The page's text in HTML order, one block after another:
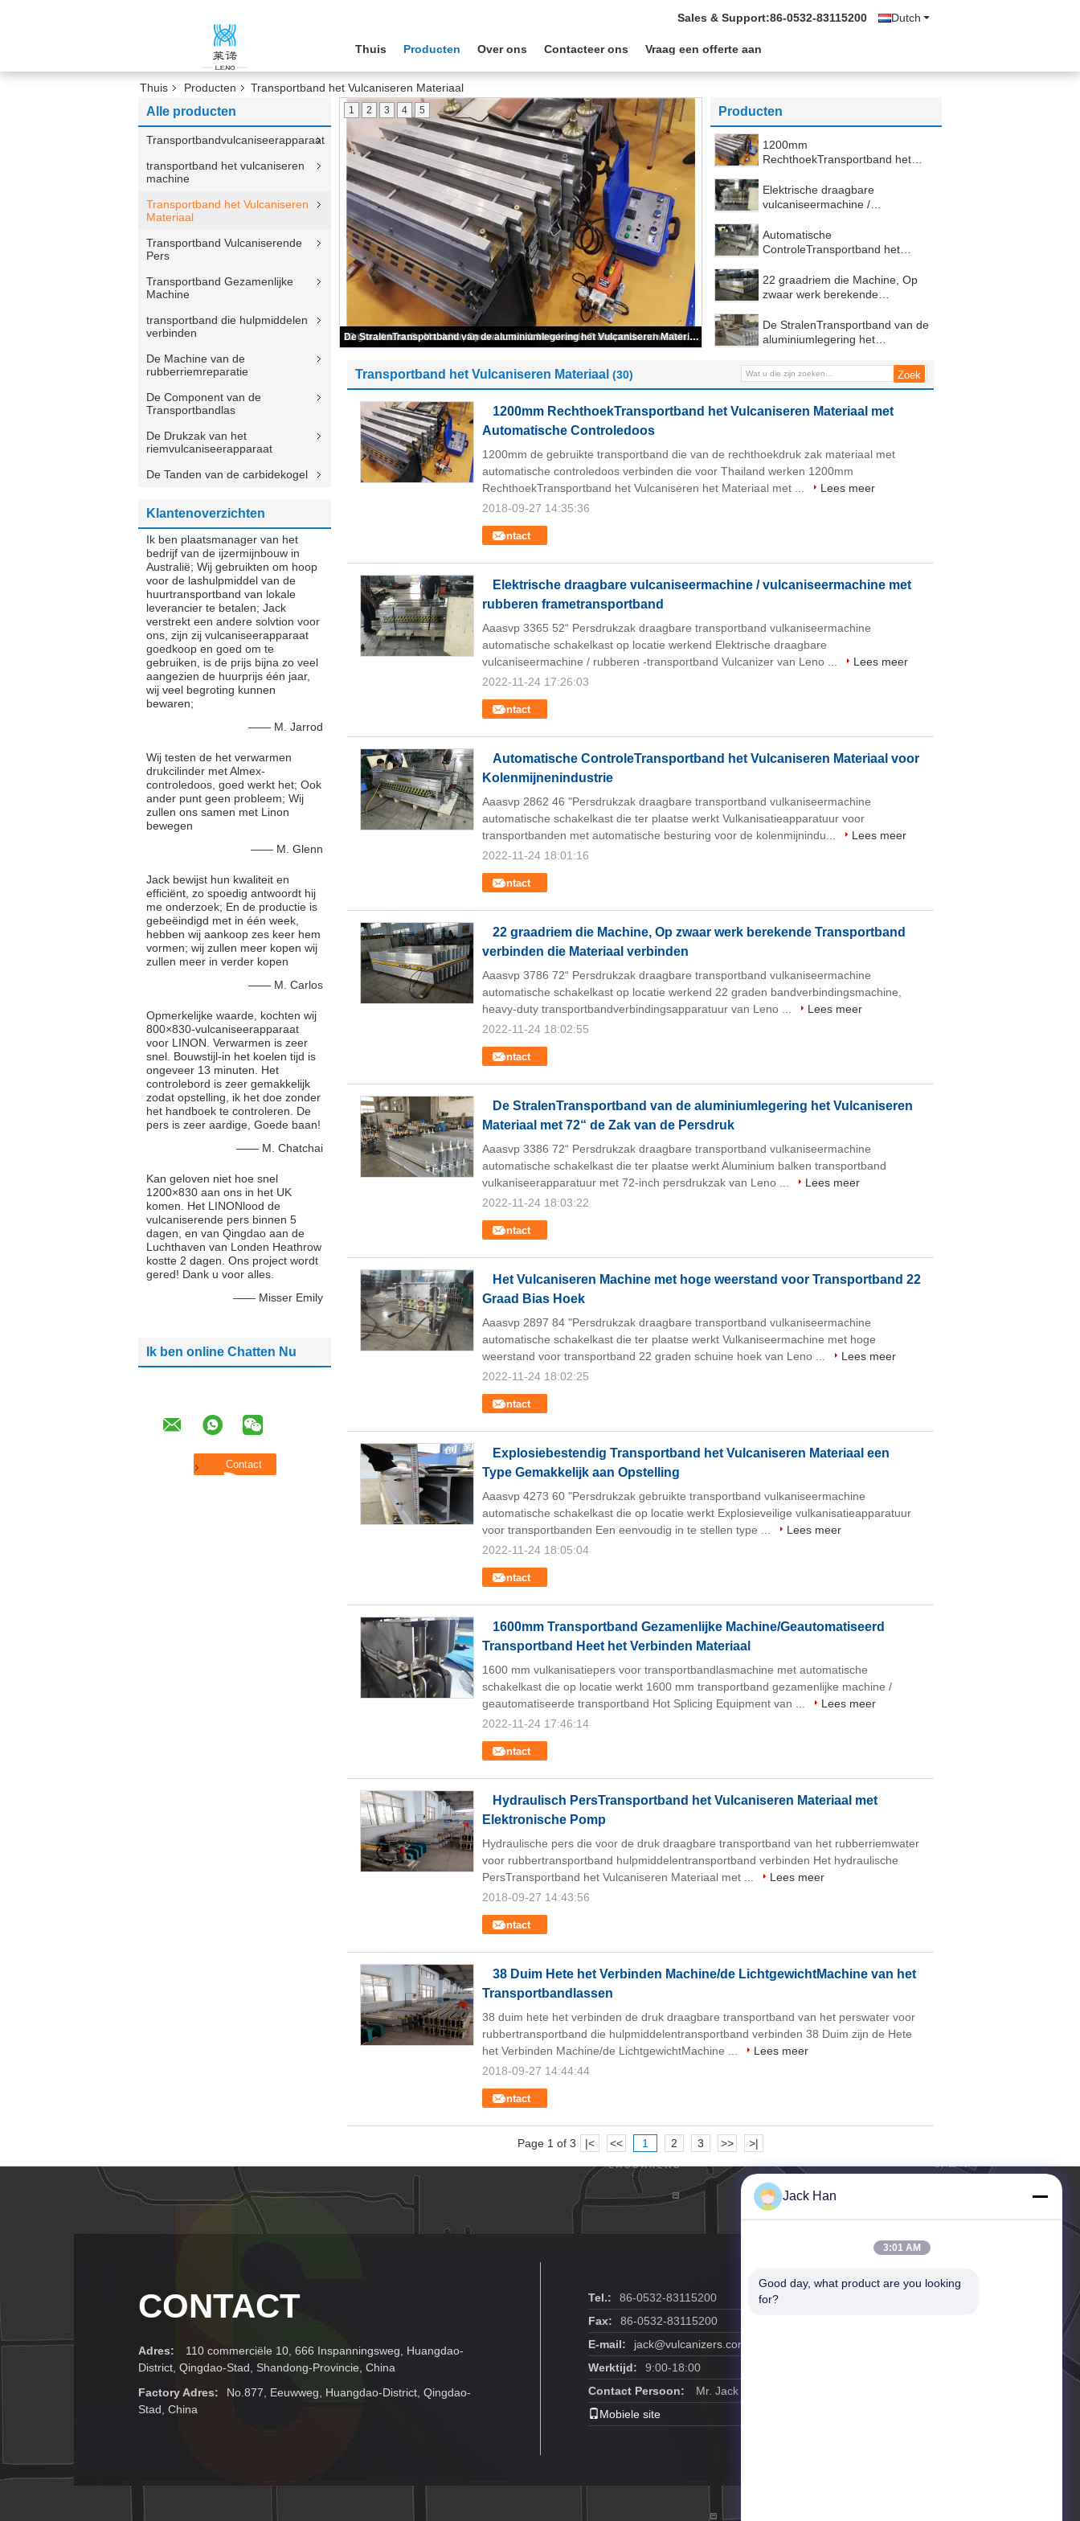
Dutch
Sales & Support:86-0532-83115200
Thuis Producten Over ons Contacteer ons Vraag een offerte aan
Thuis Producten Transportband het Vulcaniseren Materiaal
Alle producten
Transportbandvulcaniseerapparaat
transportband het vulcaniseren
machine
Transportband het Vulcaniseren
Materiaal
Transportband Vulcaniserende
Pers
Transportband Gezamenlijke
Machine
transportband die hulpmiddelen
verbinden
De Machine van de
rubberriemreparatie
De Component van de
Transportbandlas
De Drukzak van het
riemvulcaniseerapparaat
De Tanden van de carbidekogel
Klantenoverzichten
Ik ben plaatsmanager van het
bedrijf van de ijzermijnbouw in
Australië; Wij gebruikten om hoop
voor de lashulpmiddel van de
huurtransportband van lokale
leverancier te betalen; Jack
verstrekt een andere solvtion voor
ons, zijn zij vulcaniseerapparaat
goedkoop en goed om te
gebruiken, is de prijs bijna zo veel
aangezien de huurprijs één jaar,
wij veel begroting kunnen
bewaren;
—— M. Jarrod
Wij testen de het verwarmen
drukcilinder met Almex-
controledoos, goed werkt het; Ook
ander punt geen probleem; Wij
zullen ons samen met Linon
bewegen
—— M. Glenn
Jack bewijst hun kwaliteit en
efficiënt, zo spoedig antwoordt hij
me onderzoek; En de productie is
gebeëindigd met in één week,
hebben wij aankoop zes keer hem
vormen; wij zullen meer kopen wij
zullen meer in verder kopen
—— M. Carlos
Opmerkelijke waarde, kochten wij
800×830-vulcaniseerapparaat
voor LINON. Verwarmen is zeer
snel. Bouwstijl-in het koelen tijd is
ongeveer 13 minuten. Het
controlebord is zeer gemakkelijk
zodat opstelling, ik het doe zonder
het handboek te controleren. De
pers is zeer aardige, Goede baan!
—— M. Chatchai
Kan geloven niet hoe snel
1200×830 aan ons in het UK
komen. Het LINONlood de
vulcaniserende pers binnen 5
dagen, en van Qingdao aan de
Luchthaven van Londen Heathrow
kostte 2 dagen. Ons project wordt
gered! Dank u voor alles.
—— Misser Emily
Ik ben online Chatten Nu
1200mm RechthoekTransportband het Vulcaniseren Materiaal met Automatische Controledoos
1 2 3 4 5 Producten
1200mm
RechthoekTransportband het
Automatische Controledoos
Elektrische draagbare
vulcaniseermachine /
rubberen frametransportband
Automatische
ControleTransportband het
Kolenmijnenindustrie
22 graadriem die Machine, Op
zwaar werk berekende
Materiaal verbinden
De StralenTransportband van de
aluminiumlegering het
de Zak van de Persdruk
Transportband het Vulcaniseren Materiaal (30)
1200mm RechthoekTransportband het Vulcaniseren Materiaal met
Automatische Controledoos
Contact
1200mm de gebruikte transportband die van de rechthoekdruk zak materiaal met
automatische controledoos verbinden die voor Thailand werken 1200mm
RechthoekTransportband het Vulcaniseren het Materiaal met ...
Lees meer
2018-09-27 14:35:36
Elektrische draagbare vulcaniseermachine / vulcaniseermachine met
rubberen frametransportband
Contact
Aaasvp 3365 52“ Persdrukzak draagbare transportband vulkaniseermachine
automatische schakelkast op locatie werkend Elektrische draagbare
vulcaniseermachine / rubberen -transportband Vulcanizer van Leno ...
Lees meer
2022-11-24 17:26:03
Automatische ControleTransportband het Vulcaniseren Materiaal voor
Kolenmijnenindustrie
Contact
Aaasvp 2862 46 "Persdrukzak draagbare transportband vulkaniseermachine
automatische schakelkast die ter plaatse werkt Vulkanisatieapparatuur voor
transportbanden met automatische besturing voor de kolenmijnindu...
Lees meer
2022-11-24 18:01:16
22 graadriem die Machine, Op zwaar werk berekende Transportband
verbinden die Materiaal verbinden
Contact
Aaasvp 3786 72“ Persdrukzak draagbare transportband vulkaniseermachine
automatische schakelkast op locatie werkend 22 graden bandverbindingsmachine,
heavy-duty transportbandverbindingsapparatuur van Leno ...
Lees meer
2022-11-24 18:02:55
De StralenTransportband van de aluminiumlegering het Vulcaniseren
Materiaal met 72“ de Zak van de Persdruk
Contact
Aaasvp 3386 72“ Persdrukzak draagbare transportband vulkaniseermachine
automatische schakelkast die ter plaatse werkt Aluminium balken transportband
vulkaniseerapparatuur met 72-inch persdrukzak van Leno ...
Lees meer
2022-11-24 18:03:22
Het Vulcaniseren Machine met hoge weerstand voor Transportband 22
Graad Bias Hoek
Contact
Aaasvp 2897 84 "Persdrukzak draagbare transportband vulkaniseermachine
automatische schakelkast die ter plaatse werkt Vulkaniseermachine met hoge
weerstand voor transportband 22 graden schuine hoek van Leno ...
Lees meer
2022-11-24 18:02:25
Explosiebestendig Transportband het Vulcaniseren Materiaal een
Type Gemakkelijk aan Opstelling
Contact
Aaasvp 4273 60 "Persdrukzak gebruikte transportband vulkaniseermachine
automatische schakelkast die op locatie werkt Explosieveilige vulkanisatieapparatuur
voor transportbanden Een eenvoudig in te stellen type ...
Lees meer
2022-11-24 18:05:04
1600mm Transportband Gezamenlijke Machine/Geautomatiseerd
Transportband Heet het Verbinden Materiaal
Contact
1600 mm vulkanisatiepers voor transportbandlasmachine met automatische
schakelkast die op locatie werkt 1600 mm transportband gezamenlijke machine /
geautomatiseerde transportband Hot Splicing Equipment van ...
Lees meer
2022-11-24 17:46:14
Hydraulisch PersTransportband het Vulcaniseren Materiaal met
Elektronische Pomp
Contact
Hydraulische pers die voor de druk draagbare transportband van het rubberriemwater
voor rubbertransportband hulpmiddelentransportband verbinden Het hydraulische
PersTransportband het Vulcaniseren Materiaal met ...
Lees meer
2018-09-27 14:43:56
38 Duim Hete het Verbinden Machine/de LichtgewichtMachine van het
Transportbandlassen
Contact
38 duim hete het verbinden de druk draagbare transportband van het perswater voor
rubbertransportband die hulpmiddelentransportband verbinden 38 Duim zijn de Hete
het Verbinden Machine/de LichtgewichtMachine ...
Lees meer
2018-09-27 14:44:44
Page 1 of 3 |< << 1 2 3 >> >|
CONTACT
Adres:
110 commerciële 10, 666 Inspanningsweg, Huangdao-
District, Qingdao-Stad, Shandong-Provincie, China
Factory Adres:
No.877, Eeuwweg, Huangdao-District, Qingdao-
Stad, China
Tel.:
86-0532-83115200
Fax:
86-0532-83115200
E-mail:
jack@vulcanizers.com
Werktijd:
9:00-18:00
Contact Persoon:
Mr. Jack Han
Mobiele site
Jack Han
3:01 AM
Good day, what product are you looking
for?